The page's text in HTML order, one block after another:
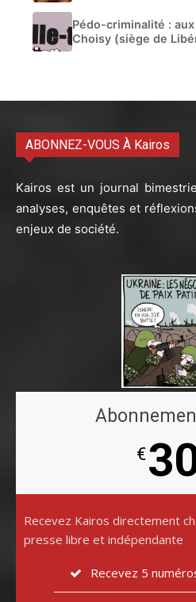
Pédo-criminalité :
Choisy (siège de
ABONNEZ-VOUS À Kairos
Kairos est un journal
analyses, enquêtes et
enjeux de société.
€
Recevez Kairos directement
presse libre et indépendante
Recevez 5